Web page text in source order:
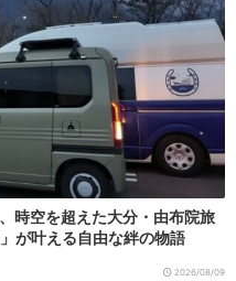
時空を超えた大分・由布院旅
が叶える自由な絆の物語
2026/08/09